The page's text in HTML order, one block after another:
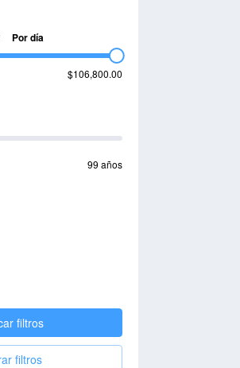
Por día
$106,800.00
99 años
filtros
filtros